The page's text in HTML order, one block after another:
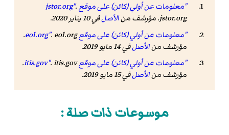
"معلومات عن أولي (كائن) على موقع jstor.org".
jstor.org. مؤرشف من
الأصلفي 10 يناير 2020.
"معلومات عن أولي (كائن) على موقع eol.org"
. eol.org.
مؤرشف منالأصلفي 14 مايو 2019.
"معلومات عن أولي (كائن) على موقع itis.gov"
. itis.gov.
مؤرشف منالأصلفي 15 مايو 2019.
موسوعات ذات صلة :